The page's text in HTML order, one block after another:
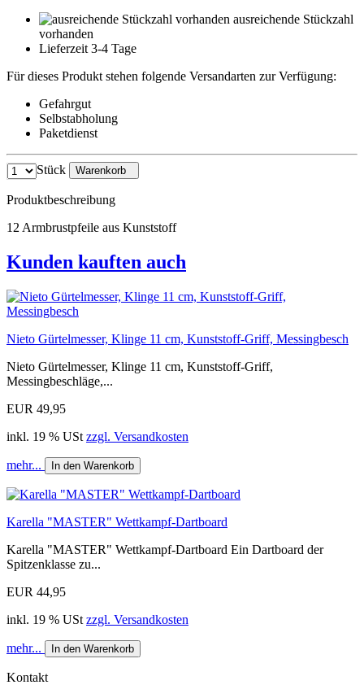
ausreichende Stückzahl
vorhanden
Lieferzeit 3-4 Tage
Für dieses Produkt stehen folgende Versandarten zur Verfügung:
Gefahrgut
Selbstabholung
Paketdienst
Stück Warenkorb
Produktbeschreibung
12 Armbrustpfeile aus Kunststoff
Kunden kauften auch
Nieto Gürtelmesser, Klinge 11 cm, Kunststoff-Griff, Messingbesch
Nieto Gürtelmesser, Klinge 11 cm, Kunststoff-Griff,
Messingbeschläge,...
EUR 49,95
inkl. 19 % USt zzgl. Versandkosten
mehr... In den Warenkorb
Karella "MASTER" Wettkampf-Dartboard
Karella "MASTER" Wettkampf-Dartboard Ein Dartboard der
Spitzenklasse zu...
EUR 44,95
inkl. 19 % USt zzgl. Versandkosten
mehr... In den Warenkorb
Kontakt